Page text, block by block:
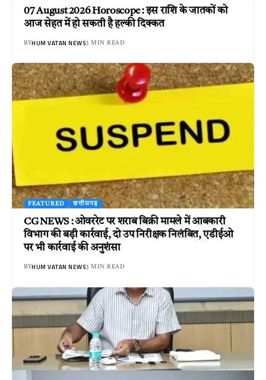
07 August 2026 Horoscope : इस राशि के जातकों को
आज सेहत में हो सकती है हल्की दिक्कत
BYHUM VATAN NEWS3 MIN READ
FEATURED छत्तीसगढ़
CG NEWS : ओवररेट पर शराब बिक्री मामले में आबकारी
विभाग की बड़ी कार्रवाई, दो उप निरीक्षक निलंबित, एडीईओ
पर भी कार्रवाई की अनुशंसा
BYHUM VATAN NEWS3 MIN READ